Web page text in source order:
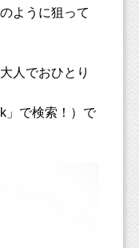
ように狙って
人でおひとり
」で検索！）で